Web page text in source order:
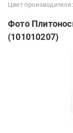
Цвет производителя:
Фото
(101010207)